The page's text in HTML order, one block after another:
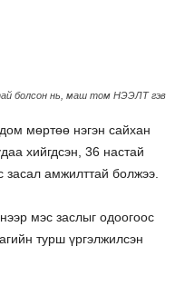
болсон нь, маш том НЭЭЛТ гэв
мөртөө нэгэн сайхан
хийгдсэн, 36 настай
засал амжилттай болжээ.
мэс заслыг одоогоос
турш үргэлжилсэн